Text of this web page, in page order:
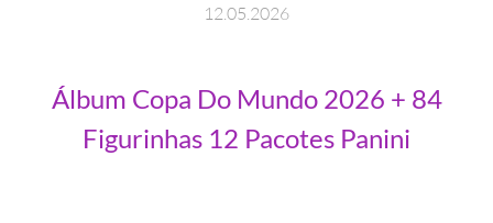
12 05 2026
Álbum Copa Do Mundo 2026 + 84
Figurinhas 12 Pacotes Panini